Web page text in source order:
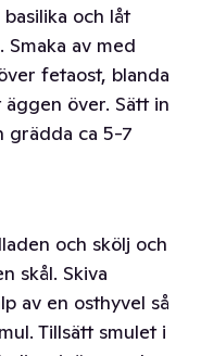
och låt
Smaka av med
fetaost, blanda
över. Sätt in
grädda ca 5-7
och skölj och
skål. Skiva
av en osthyvel så
Tillsätt smulet i